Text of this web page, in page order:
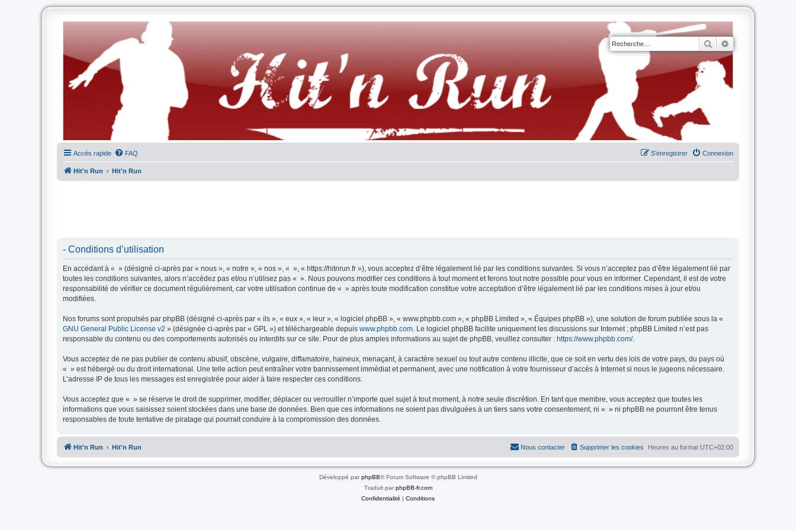
Rechercher
Accès rapide FAQ Connexion
S’enregistrer
Hit'n Run Hit'n Run
- Conditions d’utilisation
En accédant à « » (désigné ci-après par « nous », « notre », « nos », « », « https://hitnrun.fr »), vous acceptez d’être légalement lié par les conditions suivantes. Si vous n’acceptez pas d’être légalement lié par
toutes les conditions suivantes, alors n’accédez pas et/ou n’utilisez pas « ». Nous pouvons modifier ces conditions à tout moment et ferons tout notre possible pour vous en informer. Cependant, il est de votre
responsabilité de vérifier ce document régulièrement, car votre utilisation continue de « » après toute modification constitue votre acceptation d’être légalement lié par les conditions mises à jour et/ou
modifiées.
Nos forums sont propulsés par phpBB (désigné ci-après par « ils », « eux », « leur », « logiciel phpBB », « www.phpbb.com », « phpBB Limited », « Équipes phpBB »), une solution de forum publiée sous la «
GNU General Public License v2 » (désignée ci-après par « GPL ») et téléchargeable depuis www.phpbb.com. Le logiciel phpBB facilite uniquement les discussions sur Internet ; phpBB Limited n’est pas
responsable du contenu ou des comportements autorisés ou interdits sur ce site. Pour de plus amples informations au sujet de phpBB, veuillez consulter : https://www.phpbb.com/.
Vous acceptez de ne pas publier de contenu abusif, obscène, vulgaire, diffamatoire, haineux, menaçant, à caractère sexuel ou tout autre contenu illicite, que ce soit en vertu des lois de votre pays, du pays où
« » est hébergé ou du droit international. Une telle action peut entraîner votre bannissement immédiat et permanent, avec une notification à votre fournisseur d’accès à Internet si nous le jugeons nécessaire.
L’adresse IP de tous les messages est enregistrée pour aider à faire respecter ces conditions.
Vous acceptez que « » se réserve le droit de supprimer, modifier, déplacer ou verrouiller n’importe quel sujet à tout moment, à notre seule discrétion. En tant que membre, vous acceptez que toutes les
informations que vous saisissez soient stockées dans une base de données. Bien que ces informations ne soient pas divulguées à un tiers sans votre consentement, ni « » ni phpBB ne pourront être tenus
responsables de toute tentative de piratage qui pourrait conduire à la compromission des données.
Hit'n Run Hit'n Run Heures au format UTC+02:00
Supprimer les cookies
Nous contacter
Développé parphpBB® Forum Software © phpBB Limited
Traduit parphpBB-fr.com
Confidentialité | Conditions